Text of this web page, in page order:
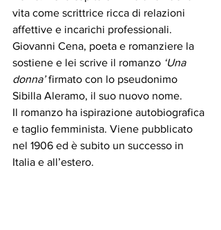
vita come scrittrice ricca di relazioni
affettive e incarichi professionali.
Giovanni Cena, poeta e romanziere la
sostiene e lei scrive il romanzo ‘Una
donna’ firmato con lo pseudonimo
Sibilla Aleramo, il suo nuovo nome.
Il romanzo ha ispirazione autobiografica
e taglio femminista. Viene pubblicato
nel 1906 ed è subito un successo in
Italia e all’estero.